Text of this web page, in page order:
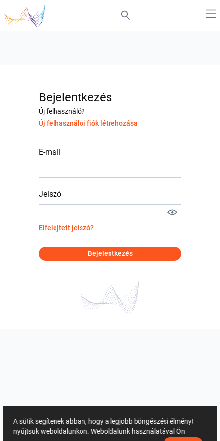
Bejelentkezés
Új felhasználó?
Új felhasználói fiók létrehozása
E-mail
Jelszó
Elfelejtett jelszó?
Bejelentkezés
A sütik segítenek abban, hogy a legjobb böngészési élményt
nyújtsuk weboldalunkon. Weboldalunk használatával Ön